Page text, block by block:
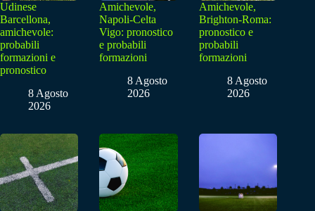
Udinese
Barcellona,
amichevole:
probabili
formazioni e
pronostico
8 Agosto
2026
Amichevole,
Napoli-Celta
Vigo: pronostico
e probabili
formazioni
8 Agosto
2026
Amichevole,
Brighton-Roma:
pronostico e
probabili
formazioni
8 Agosto
2026